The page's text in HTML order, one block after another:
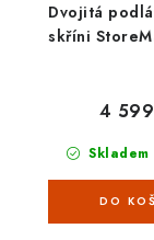
Dvojitá
skříni
4